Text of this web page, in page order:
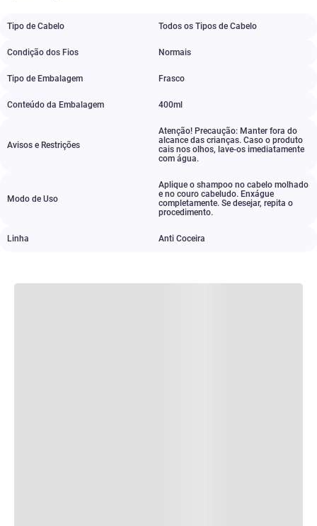
Tipo de Cabelo Todos os Tipos de Cabelo
Condição dos Fios Normais
Tipo de Embalagem Frasco
Conteúdo da Embalagem 400ml
Avisos e Restrições
Atenção! Precaução: Manter fora do
alcance das crianças. Caso o produto
cais nos olhos, lave-os imediatamente
com água.
Modo de Uso
Aplique o shampoo no cabelo molhado
e no couro cabeludo. Enxágue
completamente. Se desejar, repita o
procedimento.
Linha Anti Coceira